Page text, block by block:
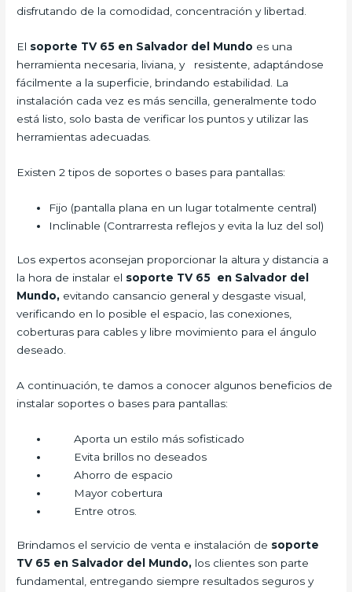
disfrutando de la comodidad, concentración y libertad.
El soporte TV 65 en Salvador del Mundo es una
herramienta necesaria, liviana, y resistente, adaptándose
fácilmente a la superficie, brindando estabilidad. La
instalación cada vez es más sencilla, generalmente todo
está listo, solo basta de verificar los puntos y utilizar las
herramientas adecuadas.
Existen 2 tipos de soportes o bases para pantallas:
Fijo (pantalla plana en un lugar totalmente central)
Inclinable (Contrarresta reflejos y evita la luz del sol)
Los expertos aconsejan proporcionar la altura y distancia a
la hora de instalar el soporte TV 65 en Salvador del
Mundo, evitando cansancio general y desgaste visual,
verificando en lo posible el espacio, las conexiones,
coberturas para cables y libre movimiento para el ángulo
deseado.
A continuación, te damos a conocer algunos beneficios de
instalar soportes o bases para pantallas:
Aporta un estilo más sofisticado
Evita brillos no deseados
Ahorro de espacio
Mayor cobertura
Entre otros.
Brindamos el servicio de venta e instalación de soporte
TV 65 en Salvador del Mundo, los clientes son parte
fundamental, entregando siempre resultados seguros y